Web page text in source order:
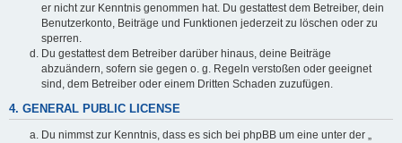
er nicht zur Kenntnis genommen hat. Du gestattest dem Betreiber, dein
Benutzerkonto, Beiträge und Funktionen jederzeit zu löschen oder zu
sperren.
Du gestattest dem Betreiber darüber hinaus, deine Beiträge
abzuändern, sofern sie gegen o. g. Regeln verstoßen oder geeignet
sind, dem Betreiber oder einem Dritten Schaden zuzufügen.
4. GENERAL PUBLIC LICENSE
Du nimmst zur Kenntnis, dass es sich bei phpBB um eine unter der „